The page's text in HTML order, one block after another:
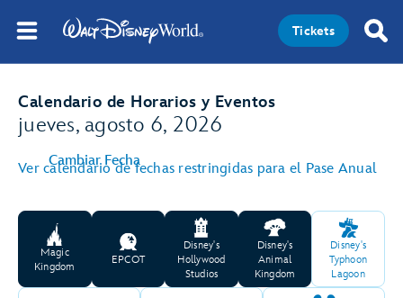
Tickets
Calendario de Horarios y Eventos
jueves, agosto 6, 2026
Cambiar Fecha
Ver calendario de fechas restringidas para el Pase Anual
Magic
Kingdom
EPCOT
Disney's
Hollywood
Studios
Disney's
Animal
Kingdom
Disney's
Typhoon
Lagoon